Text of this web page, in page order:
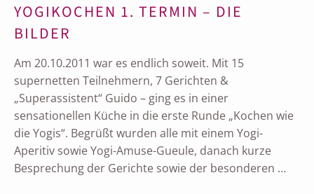
YOGIKOCHEN 1. TERMIN – DIE
BILDER
Am 20.10.2011 war es endlich soweit. Mit 15
supernetten Teilnehmern, 7 Gerichten &
„Superassistent“ Guido – ging es in einer
sensationellen Küche in die erste Runde „Kochen wie
die Yogis“. Begrüßt wurden alle mit einem Yogi-
Aperitiv sowie Yogi-Amuse-Gueule, danach kurze
Besprechung der Gerichte sowie der besonderen …